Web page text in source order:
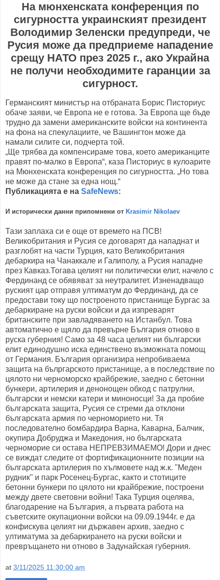
На мюнхенската конференция по
сигурността украинският президент
Володимир Зеленски предупреди, че
Русия може да предприеме нападение
срещу НАТО през 2025 г., ако Украйна
не получи необходимите гаранции за
сигурност.
Германският министър на отбраната Борис Писториус
обаче заяви, че Европа не е готова. За Европа ще бъде
трудно да замени американските войски на континента
на фона на спекулациите, че Вашингтон може да
намали силите си, подчерта той.
„Ще трябва да компенсираме това, което американците
правят по-малко в Европа“, каза Писториус в кулоарите
на Мюнхенската конференция по сигурността. „Но това
не може да стане за една нощ.“
Публикацията е на SafeNews:
И исторически данни припомнени от Krasimir Nikolaev
Тази заплаха си е още от времето на ПСВ!
Великобритания и Русия се договарят да нападнат и
разглобят на части Турция, като Великобритания
дебаркира на Чанаккале и Галиполу, а Русия нападне
през Кавказ.Тогава целият ни политически елит, начело с
Фердинанд се обявяват за неутралитет. Изненадващо
руският цар отправя ултиматум до Фердинанд, да се
предостави току що построеното пристанище Бургас за
дебаркиране на руски войски и да изпреварят
британските при завладяването на Истанбул. Това
автоматично е щяло да превърне България отново в
руска губерния! Само за 48 часа целият ни български
елит единодушно иска единствено възможната помощ
от Германия. България организира непробиваема
защита на бълргарското пристанище, а в последствие по
цялото ни черноморско крайбрежие, заедно с бетонни
бункери, артилерия и денонощен обход с патрулни,
български и немски катери и миноносци! За да пробие
българската защита, Русия се стреми да отклони
българската армия по черноморието ни. Тя
последователно бомбардира Варна, Каварна, Балчик,
окупира Добруджа и Македония, но българската
черноморие си остава НЕПРЕВЗИМАЕМО! Дори и днес
се виждат следите от фортификационните позиции на
българската артилерия по хълмовете над ж.к. "Меден
рудник" и парк Росенец-Бургас, както и стотиците
бетонни бункери по цялото ни крайбрежие, построени
между двете световни войни! Така Турция оцелява,
благодарение на България, а първата работа на
съветските окупационни войски на 09.09.1944г. е да
конфискува целият ни държавен архив, заедно с
ултиматума за дебаркирането на руски войски и
превръщането ни отново в Задунайская губерния.
at 3/11/2025 11:30:00 am